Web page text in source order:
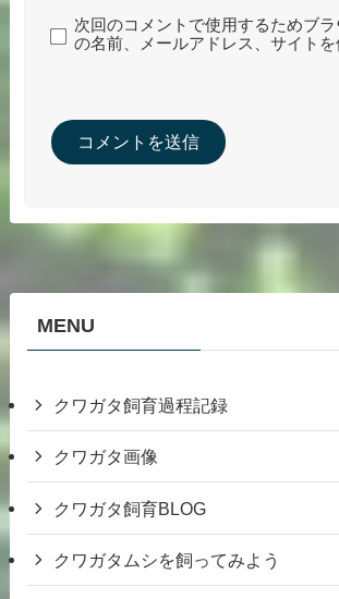
次回のコメントで使用するためブ
の名前、メールアドレス、サイトを
MENU
クワガタ飼育過程記録
クワガタ画像
クワガタ飼育BLOG
クワガタムシを飼ってみよう